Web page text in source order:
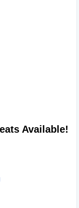
Available!